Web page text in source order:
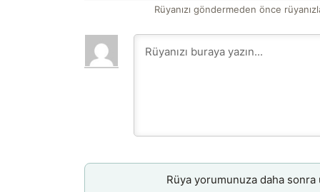
Rüyanızı göndermeden önce
Rüya yorumunuza daha